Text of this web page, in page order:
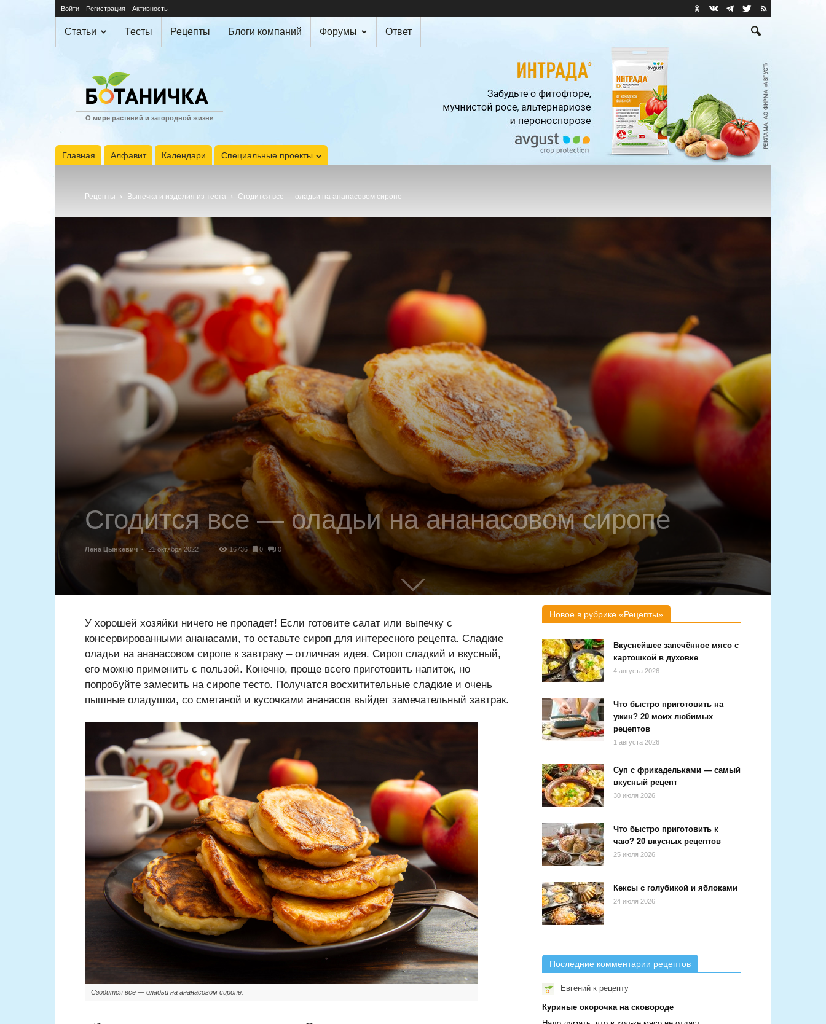
Войти Регистрация Активность
Статьи Тесты Рецепты Блоги компаний Форумы Ответ
О мире растений и загородной жизни
Главная Алфавит Календари Специальные проекты
Рецепты Выпечка и изделия из теста Сгодится все — оладьи на ананасовом сиропе
Сгодится все — оладьи на ананасовом сиропе
Лена Цынкевич - 21 октября 2022 16736 0 0
У хорошей хозяйки ничего не пропадет! Если готовите салат или выпечку с
консервированными ананасами, то оставьте сироп для интересного рецепта. Сладкие
оладьи на ананасовом сиропе к завтраку – отличная идея. Сироп сладкий и вкусный,
его можно применить с пользой. Конечно, проще всего приготовить напиток, но
попробуйте замесить на сиропе тесто. Получатся восхитительные сладкие и очень
пышные оладушки, со сметаной и кусочками ананасов выйдет замечательный завтрак.
Сгодится все — оладьи на ананасовом сиропе.
Новое в рубрике «Рецепты»
Вкуснейшее запечённое мясо с
картошкой в духовке
4 августа 2026
Что быстро приготовить на
ужин? 20 моих любимых
рецептов
1 августа 2026
Суп с фрикадельками — самый
вкусный рецепт
30 июля 2026
Что быстро приготовить к
чаю? 20 вкусных рецептов
25 июля 2026
Кексы с голубикой и яблоками
24 июля 2026
Последние комментарии рецептов
Евгений к рецепту
Куриные окорочка на сковороде